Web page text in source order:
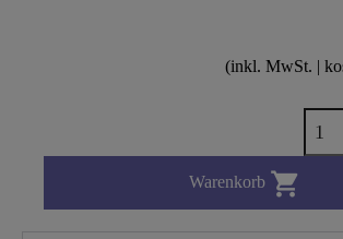
(inkl. MwSt. |
Warenkorb 